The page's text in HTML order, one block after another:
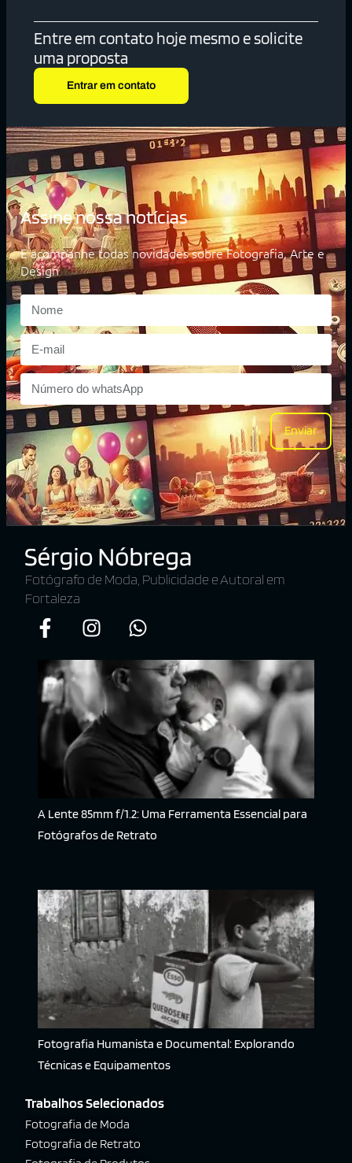
Entre em contato hoje mesmo e solicite
uma proposta
Entrar em contato
Assine nossa notícias
E acompanhe todas novidades sobre Fotografia, Arte e
Design
Enviar
Fotógrafo de Moda, Publicidade e Autoral em
Fortaleza
A Lente 85mm f/1.2: Uma Ferramenta Essencial para
Fotógrafos de Retrato
Fotografia Humanista e Documental: Explorando
Técnicas e Equipamentos
Trabalhos Selecionados
Fotografia de Moda
Fotografia de Retrato